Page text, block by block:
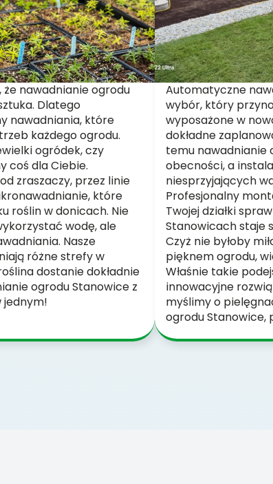
że nawadnianie ogrodu
Dlatego
nawadniania, które
każdego ogrodu.
ogródek, czy
coś dla Ciebie.
zraszaczy, przez linie
które
roślin w donicach. Nie
wodę, ale
Nasze
różne strefy w
dostanie dokładnie
ogrodu Stanowice z
jednym!
Automatyczne
wybór, który
wyposażone w
dokładne
temu nawadnianie
obecności, a
niesprzyjających
Profesjonalny
Twojej działki
Stanowicach staje
Czyż nie byłoby
pięknem ogrodu,
Właśnie takie
innowacyjne
myślimy o
ogrodu Stanowice,